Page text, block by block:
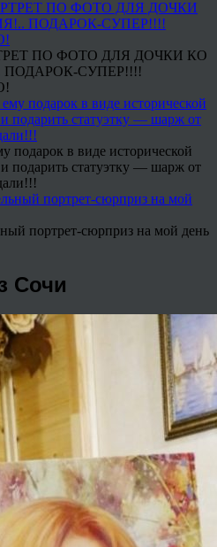
ПО ФОТО ДЛЯ ДОЧКИ КО
ПОДАРОК-СУПЕР!!!!
подарок в виде исторической
подарить статуэтку — шарж от
портрет-сюрприз на мой день
Сочи